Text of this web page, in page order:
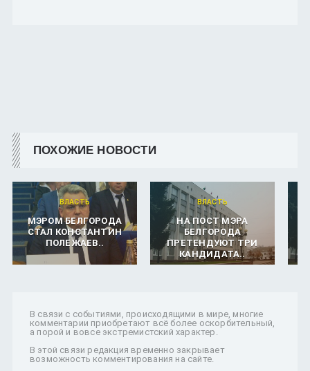
ПОХОЖИЕ НОВОСТИ
ВЛАСТЬ
МЭРОМ БЕЛГОРОДА
СТАЛ КОНСТАНТИН
ПОЛЕЖАЕВ..
ВЛАСТЬ
НА ПОСТ МЭРА
БЕЛГОРОДА
ПРЕТЕНДУЮТ ТРИ
КАНДИДАТА..
В связи с событиями, происходящими в мире, многие
комментарии приобретают всё более оскорбительный,
а порой и вовсе экстремистский характер.
В этой связи редакция временно закрывает
возможность комментирования на сайте.